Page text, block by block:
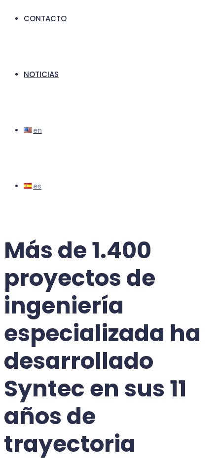
CONTACTO
NOTICIAS
Más de 1.400
proyectos de
ingeniería
especializada ha
desarrollado
Syntec en sus 11
años de
trayectoria